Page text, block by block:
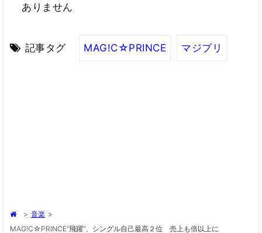
ありません
記事タグ MAG!C☆PRINCE マジプリ
> 音楽 >
MAG!C☆PRINCE“飛躍”、シングル自己最高２位 売上も倍以上に